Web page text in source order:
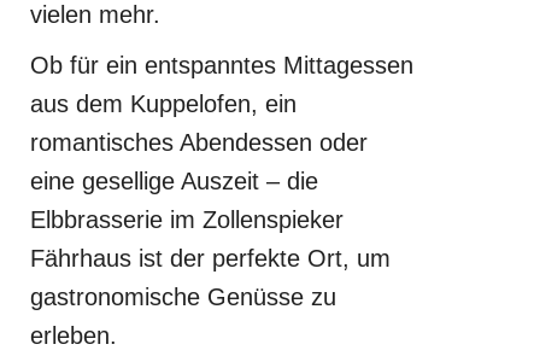
vielen mehr.
Ob für ein entspanntes Mittagessen
aus dem Kuppelofen, ein
romantisches Abendessen oder
eine gesellige Auszeit – die
Elbbrasserie im Zollenspieker
Fährhaus ist der perfekte Ort, um
gastronomische Genüsse zu
erleben.